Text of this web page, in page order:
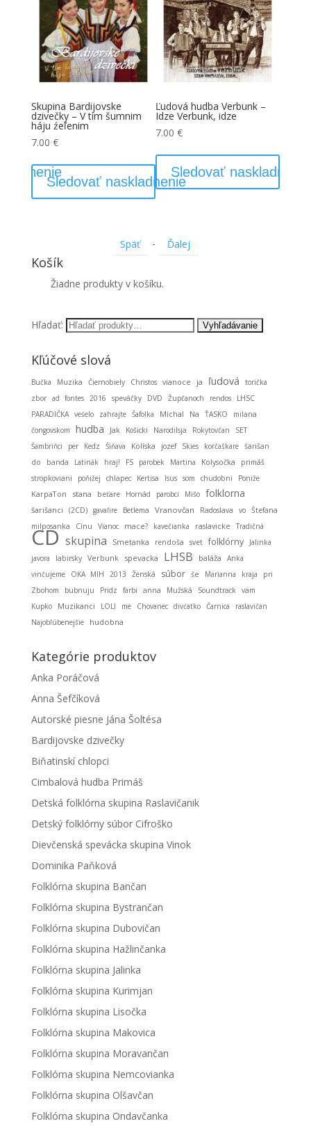
Skupina Bardijovske
dzivečky – V tim šumnim
háju źeľenim
7.00 €
Sledovať naskladnenie
Ľudová hudba Verbunk –
Idze Verbunk, idze
7.00 €
Sledovať naskladnenie
Späť - Ďalej
Košík
Žiadne produkty v košíku.
Hľadať:
Kľúčové slová
Bučka Muzika Čiernobiely Christos vianoce ja ľudová
torička
zbor ad fontes 2016 speváčky DVD Župčanoch rendos
LHSC
PARADIČKA veśelo zahrajte Šafolka Michal Na ŤASKO
milana
čongovskom
hudba Jak Košicki Narodilsja Rokytovčan
SET
Šambriňci
per Kedz Šiňava Kolíska jozef Skies korčaškare šarišan
do
banda Latinák hraj! FS parobek Martina Kolysočka
primáš
stropkoviani
poňižej chlapec Kertisa Isus som chudobni Poniže
KarpaTon stana beťare Hornád parobci Mišo folklorna
šarišanci (2CD) gavaľire Betlema Vranovčan Radoslava vo Štefana
milposanka
Cínu Vianoc mace? kavečianka raslavicke Tradičná
CD skupina Smetanka rendoša svet folklórny
Jalinka
javora
labirsky Verbunk spevacka LHSB baláža
Anka
vinčujeme
OKA MIH 2013 Ženská súbor śe Marianna kraja
pri
Zbohom
bubnuju Pridz farbi anna Mužská Soundtrack vam
Kupko
Muzikanci LOLI me Chovanec divćatko Čarnica
raslavičan
Najobľúbenejšie
hudobna
Kategórie produktov
Anka Poráčová
Anna Šefčíková
Autorské piesne Jána Šoltésa
Bardijovske dzivečky
Biňatinskí chlopci
Cimbalová hudba Primáš
Detská folklórna skupina Raslavičanik
Detský folklórny súbor Cifroško
Dievčenská spevácka skupina Vinok
Dominika Paňková
Folklórna skupina Bančan
Folklórna skupina Bystrančan
Folklórna skupina Dubovičan
Folklórna skupina Hažlinčanka
Folklórna skupina Jalinka
Folklórna skupina Kurimjan
Folklórna skupina Lisočka
Folklórna skupina Makovica
Folklórna skupina Moravančan
Folklórna skupina Nemcovianka
Folklórna skupina Olšavčan
Folklórna skupina Ondavčanka